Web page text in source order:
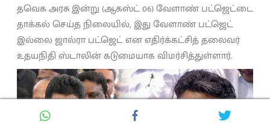
தவெக அரசு இன்று (ஆகஸ்ட் 06) வேளாண் பட்ஜெட்டை
தாக்கல் செய்த நிலையில், இது வேளாண் பட்ஜெட்
இல்லை ஜால்ரா பட்ஜெட் என எதிர்க்கட்சித் தலைவர்
உதயநிதி ஸ்டாலின் கடுமையாக விமர்சித்துள்ளார்.